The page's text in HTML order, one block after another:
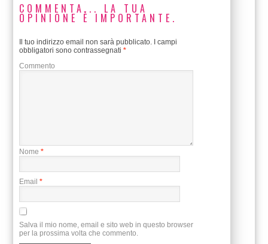
COMMENTA... LA TUA
OPINIONE È IMPORTANTE.
Il tuo indirizzo email non sarà pubblicato. I campi
obbligatori sono contrassegnati*
Commento
Nome *
Email *
Salva il mio nome, email e sito web in questo browser
per la prossima volta che commento.